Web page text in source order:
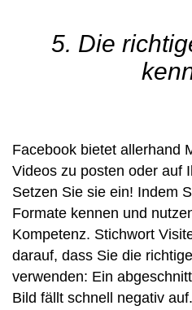
5. Die
Facebook bietet allerhand
Videos zu posten oder auf
Setzen Sie sie ein! Indem
Formate kennen und
Kompetenz. Stichwort
darauf, dass Sie die
verwenden: Ein
Bild fällt schnell negativ